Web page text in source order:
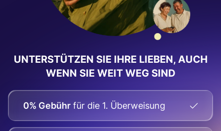
UNTERSTÜTZEN SIE IHRE LIEBEN, AUCH
WENN SIE WEIT WEG SIND
0% Gebühr für die 1. Überweisung